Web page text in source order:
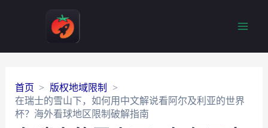
首页
版权地域限制
在瑞士的雪山下，如何用中文解说看阿尔及利亚的世界
杯？海外看球地区限制破解指南